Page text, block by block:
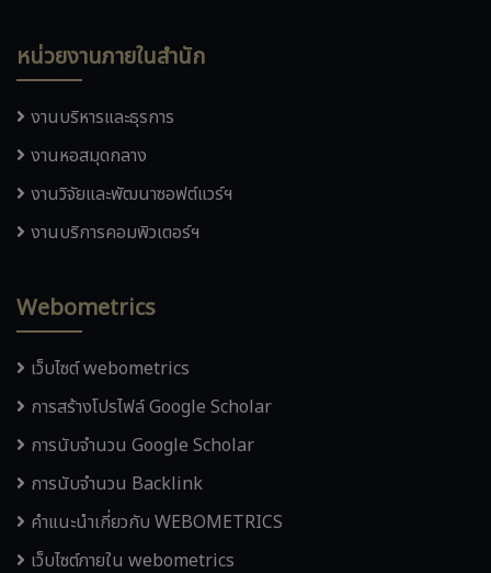
หน่วยงานภายในสำนัก
งานบริหารและธุรการ
งานหอสมุดกลาง
งานวิจัยและพัฒนาซอฟต์แวร์ฯ
งานบริการคอมพิวเตอร์ฯ
Webometrics
เว็บไซต์ webometrics
การสร้างโปรไฟล์ Google Scholar
การนับจำนวน Google Scholar
การนับจำนวน Backlink
คำแนะนำเกี่ยวกับ WEBOMETRICS
เว็บไซต์ภายใน webometrics